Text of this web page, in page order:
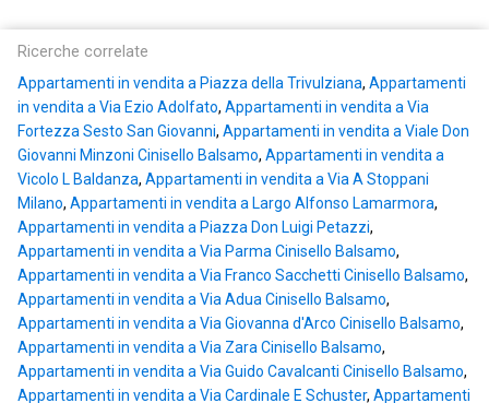
Ricerche correlate
Appartamenti in vendita a Piazza della Trivulziana, Appartamenti
in vendita a Via Ezio Adolfato, Appartamenti in vendita a Via
Fortezza Sesto San Giovanni, Appartamenti in vendita a Viale Don
Giovanni Minzoni Cinisello Balsamo, Appartamenti in vendita a
Vicolo L Baldanza, Appartamenti in vendita a Via A Stoppani
Milano, Appartamenti in vendita a Largo Alfonso Lamarmora,
Appartamenti in vendita a Piazza Don Luigi Petazzi,
Appartamenti in vendita a Via Parma Cinisello Balsamo,
Appartamenti in vendita a Via Franco Sacchetti Cinisello Balsamo,
Appartamenti in vendita a Via Adua Cinisello Balsamo,
Appartamenti in vendita a Via Giovanna d'Arco Cinisello Balsamo,
Appartamenti in vendita a Via Zara Cinisello Balsamo,
Appartamenti in vendita a Via Guido Cavalcanti Cinisello Balsamo,
Appartamenti in vendita a Via Cardinale E Schuster, Appartamenti